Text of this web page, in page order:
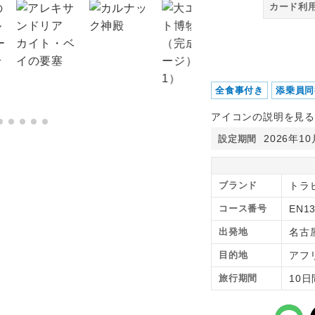
カード利
全食事付き 添乗員
アイコンの説明を見
設定期間 2026年10
ブランド トラ
コース番号
出発地 名古
目的地 アフ
旅行期間 10日